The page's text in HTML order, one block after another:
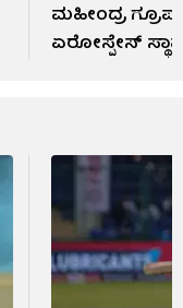
ಮಹೀಂದ್ರ
ಏರೋಸ್ಪೇಸ್